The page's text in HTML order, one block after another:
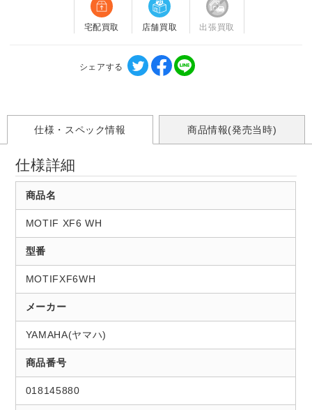
宅配買取 店舗買取 出張買取
シェアする
仕様・スペック情報 商品情報(発売当時)
仕様詳細
商品名
MOTIF XF6 WH
型番
MOTIFXF6WH
メーカー
YAMAHA(ヤマハ)
商品番号
018145880